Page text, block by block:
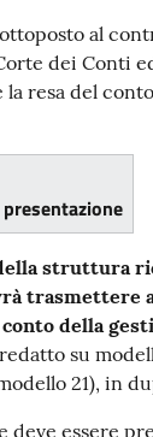
al
dei Conti
resa del
struttura
trasmettere
della
redatto su
21), in
deve essere